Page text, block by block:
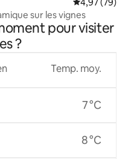
sur les vignes
pour visiter
?
Temp. moy.
7 °C
8 °C